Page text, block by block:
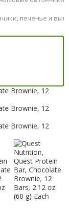
печенье и